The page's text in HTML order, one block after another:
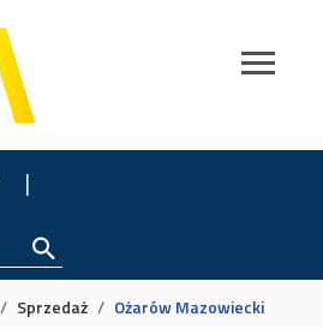
Sprzedaż Ożarów Mazowiecki